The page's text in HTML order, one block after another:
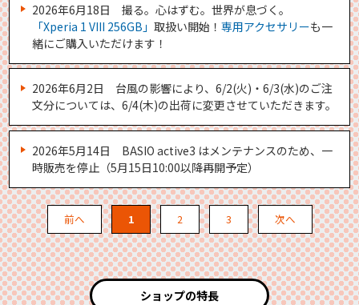
2026年6月18日 撮る。心はずむ。世界が息づく。
「Xperia 1 VIII 256GB」取扱い開始！専用アクセサリーも一
緒にご購入いただけます！
2026年6月2日 台風の影響により、6/2(火)・6/3(水)のご注
文分については、6/4(木)の出荷に変更させていただきます。
2026年5月14日 BASIO active3 はメンテナンスのため、一
時販売を停止（5月15日10:00以降再開予定）
前へ 1 2 3 次へ
ショップの特長